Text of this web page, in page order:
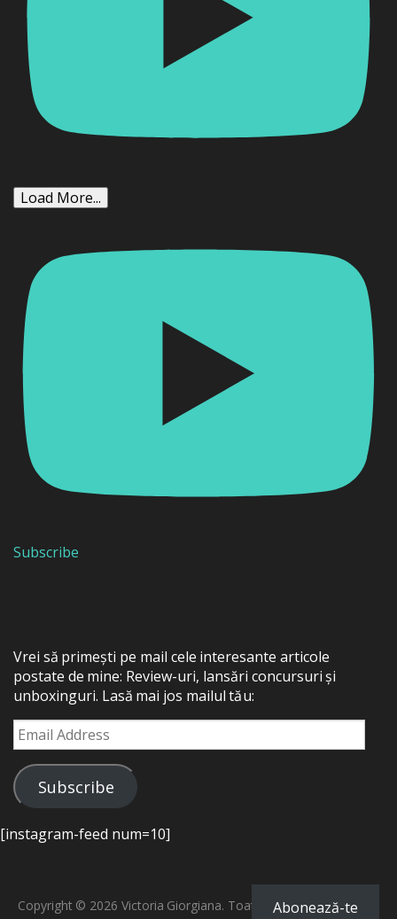
Load More...
Subscribe
Vrei să primești pe mail cele interesante articole
postate de mine: Review-uri, lansări concursuri și
unboxinguri. Lasă mai jos mailul tău:
Email
Address
Subscribe
[instagram-feed num=10]
Copyright © 2026 Victoria Giorgiana. Toate drepturile rezervate.
Abonează-te